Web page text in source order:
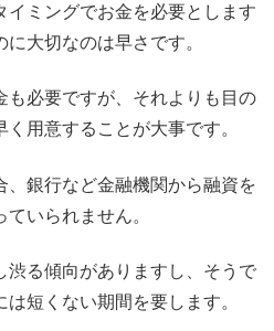
イミングでお金を必要とします
大切なのは早さです。
も必要ですが、それよりも目の
用意することが大事です。
、銀行など金融機関から融資を
いられません。
渋る傾向がありますし、そうで
短くない期間を要します。